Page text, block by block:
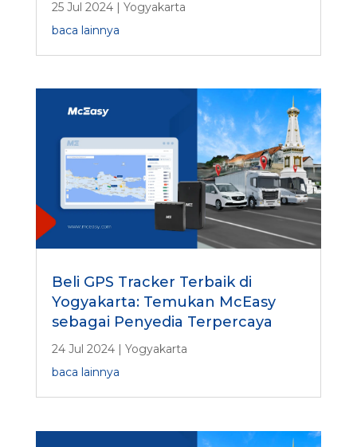
25 Jul 2024| Yogyakarta
baca lainnya
Beli GPS Tracker Terbaik di
Yogyakarta: Temukan McEasy
sebagai Penyedia Terpercaya
24 Jul 2024| Yogyakarta
baca lainnya